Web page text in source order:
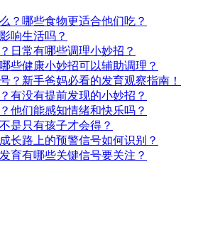
？哪些食物更适合他们吃？
响生活吗？
日常有哪些调理小妙招？
些健康小妙招可以辅助调理？
？新手爸妈必看的发育观察指南！
有没有提前发现的小妙招？
他们能感知情绪和快乐吗？
是只有孩子才会得？
长路上的预警信号如何识别？
育有哪些关键信号要关注？